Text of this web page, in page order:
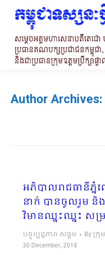
Author Archives:
អភិបាលរាជធានីភ្
នាក់ បានចូលរួម និ
វិមានឈ្នះឈ្នះ សម្រ
បច្ចុប្បន្នភាព សង្គម By ក្រុ
30 December, 2018